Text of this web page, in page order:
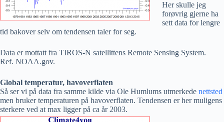
Her skulle jeg
forøvrig gjerne ha
sett data for lengre
tid bakover selv om tendensen taler for seg.
Data er mottatt fra TIROS-N satellittens Remote Sensing System.
Ref. NOAA.gov.
Global temperatur, havoverflaten
Så ser vi på data fra samme kilde via Ole Humlums utmerkede nettsted
men bruker temperaturen på havoverflaten. Tendensen er her muligens
sterkere ved at max ligger på ca år 2003.